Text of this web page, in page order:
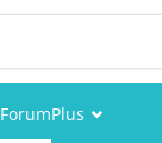
ForumPlus